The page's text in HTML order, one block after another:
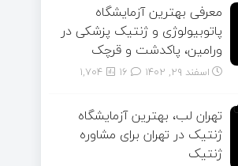
معرفی بهترین آزمایشگاه
پاتوبیولوژی و ژنتیک پزشکی در
ورامین، پاکدشت و قرچک
اسفند ۲۹, ۱۴۰۲ 1,704
تهران لب، بهترین آزمایشگاه
ژنتیک در تهران برای مشاوره
ژنتیک